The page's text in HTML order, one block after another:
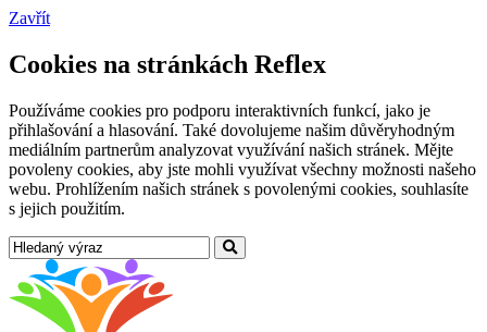
Zavřít
Cookies na stránkách Reflex
Používáme cookies pro podporu interaktivních funkcí, jako je
přihlašování a hlasování. Také dovolujeme našim důvěryhodným
mediálním partnerům analyzovat využívání našich stránek. Mějte
povoleny cookies, aby jste mohli využívat všechny možnosti našeho
webu. Prohlížením našich stránek s povolenými cookies, souhlasíte
s jejich použitím.